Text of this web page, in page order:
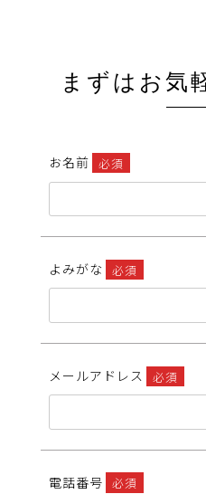
まずはお気
お名前 必須
よみがな 必須
メールアドレス 必須
電話番号 必須